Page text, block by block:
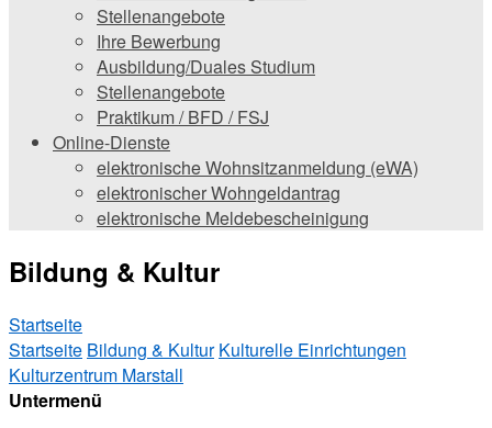
Stellenangebote
Ihre Bewerbung
Ausbildung/Duales Studium
Stellenangebote
Praktikum / BFD / FSJ
Online-Dienste
elektronische Wohnsitzanmeldung (eWA)
elektronischer Wohngeldantrag
elektronische Meldebescheinigung
Bildung & Kultur
Startseite
Startseite Bildung & Kultur Kulturelle Einrichtungen
Kulturzentrum Marstall
Untermenü